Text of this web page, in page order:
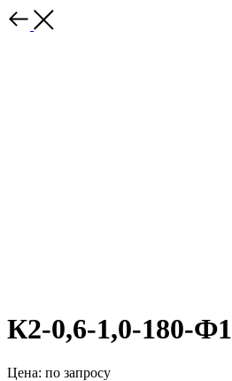
К2-0,6-1,0-180-Ф1
Цена: по запросу